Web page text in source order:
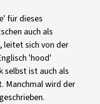
für dieses
auch als
leitet sich von der
'hood'
selbst ist auch als
Manchmal wird der